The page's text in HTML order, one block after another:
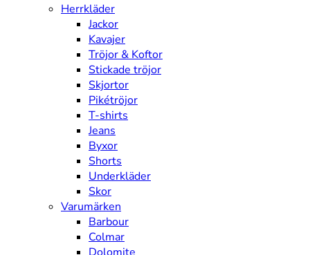
Herrkläder
Jackor
Kavajer
Tröjor & Koftor
Stickade tröjor
Skjortor
Pikétröjor
T-shirts
Jeans
Byxor
Shorts
Underkläder
Skor
Varumärken
Barbour
Colmar